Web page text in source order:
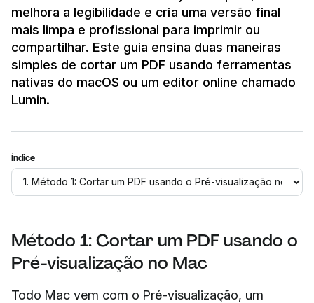
melhora a legibilidade e cria uma versão final
mais limpa e profissional para imprimir ou
compartilhar. Este guia ensina duas maneiras
simples de cortar um PDF usando ferramentas
nativas do macOS ou um editor online chamado
Lumin.
Índice
Método 1: Cortar um PDF usando o
Pré-visualização no Mac
Todo Mac vem com o Pré-visualização, um